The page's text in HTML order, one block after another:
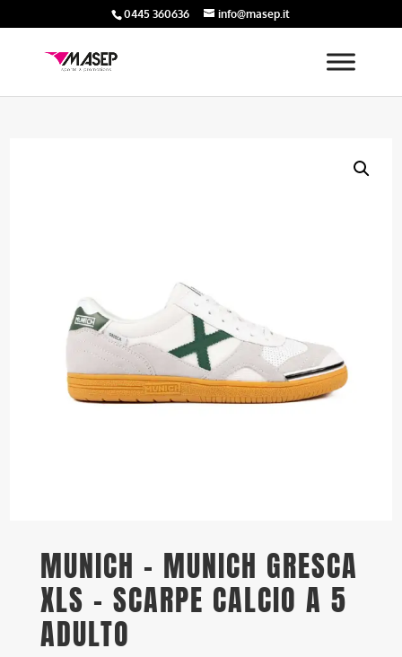
0445 360636 info@masep.it
MUNICH – MUNICH GRESCA
XLS – SCARPE CALCIO A 5
ADULTO